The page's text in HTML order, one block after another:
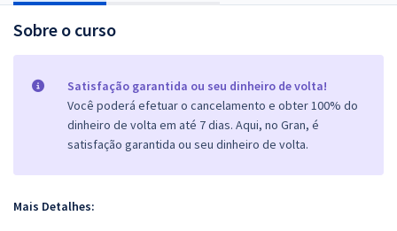
Sobre o curso
Satisfação garantida ou seu dinheiro de volta!
Você poderá efetuar o cancelamento e obter 100% do
dinheiro de volta em até 7 dias. Aqui, no Gran, é
satisfação garantida ou seu dinheiro de volta.
Mais Detalhes: